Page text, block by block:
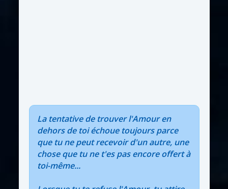
La tentative de trouver l'Amour en
dehors de toi échoue toujours parce
que tu ne peut recevoir d'un autre, une
chose que tu ne t'es pas encore offert à
toi-même...